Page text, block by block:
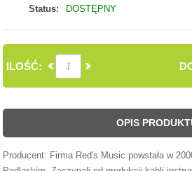
Status:
DOSTĘPNY
ILOŚĆ:
OPIS
Producent: Firma Red's Music powstała w